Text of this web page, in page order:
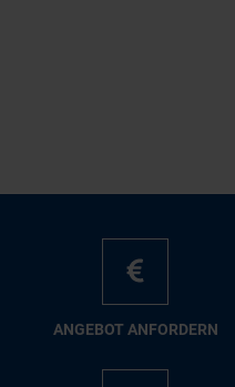
AN­GE­BOT AN­FOR­DERN